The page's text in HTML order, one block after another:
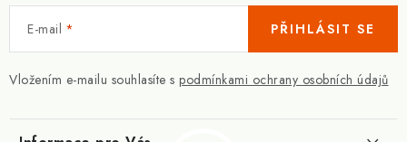
E-mail
Vložením e-mailu souhlasíte s podmínkami ochrany osobních údajů
PŘIHLÁSIT SE